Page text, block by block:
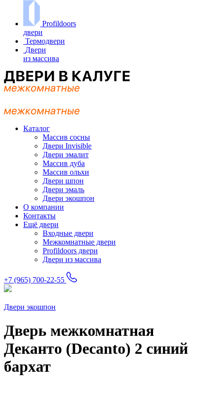
Profildoors
двери
Термодвери
Двери
из массива
Каталог
Массив сосны
Двери Invisible
Двери эмалит
Массив дуба
Массив ольхи
Двери шпон
Двери эмаль
Двери экошпон
О компании
Контакты
Ещё двери
Входные двери
Межкомнатные двери
Profildoors двери
Двери из массива
+7 (965) 700-22-55
Двери экошпон
Дверь межкомнатная
Деканто (Decanto) 2 синий
бархат